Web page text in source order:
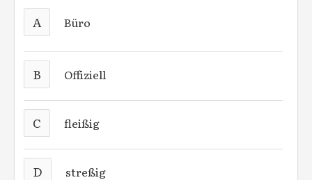
A Büro
B Offiziell
C fleißig
D streßig